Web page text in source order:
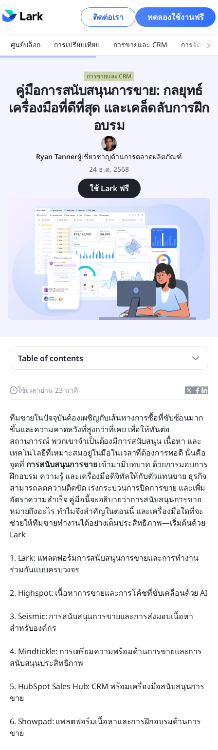
ติดต่อเรา ทดลองใช้งานฟรี
ศูนย์บล็อก การเปรียบเทียบ การขายและ CRM การจัดการ
การขายและ CRM
คู่มือการสนับสนุนการขาย: กลยุทธ์
เครื่องมือที่ดีที่สุด และเคล็ดลับการฝึก
อบรม
Ryan Tannerผู้เชี่ยวชาญด้านการตลาดผลิตภัณฑ์
24 ธ.ค. 2568
ใช้ Lark ฟรี
ใช้เวลาอ่าน 23 นาที
ทีมขายในปัจจุบันต้องเผชิญกับเส้นทางการซื้อที่ซับซ้อนมาก
ขึ้นและความคาดหวังที่สูงกว่าที่เคย เพื่อให้ทันต่อ
สถานการณ์ พวกเขาจำเป็นต้องมีการสนับสนุน เนื้อหา และ
เทคโนโลยีที่เหมาะสมอยู่ในมือในเวลาที่ต้องการพอดี นั่นคือ
จุดที่ การสนับสนุนการขาย เข้ามามีบทบาท ด้วยการมอบการ
ฝึกอบรม ความรู้ และเครื่องมือดิจิทัลให้กับตัวแทนขาย ธุรกิจ
สามารถลดความติดขัด เร่งกระบวนการปิดการขาย และเพิ่ม
อัตราความสำเร็จ คู่มือนี้จะอธิบายว่าการสนับสนุนการขาย
หมายถึงอะไร ทำไมจึงสำคัญในตอนนี้ และเครื่องมือใดที่จะ
ช่วยให้ทีมขายทำงานได้อย่างเต็มประสิทธิภาพ—เริ่มต้นด้วย
Lark
1. Lark: แพลตฟอร์มการสนับสนุนการขายและการทำงาน
ร่วมกันแบบครบวงจร
2. Highspot: เนื้อหาการขายและการโค้ชที่ขับเคลื่อนด้วย AI
3. Seismic: การสนับสนุนการขายและการส่งมอบเนื้อหา
สำหรับองค์กร
4. Mindtickle: การเตรียมความพร้อมด้านการขายและการ
สนับสนุนประสิทธิภาพ
5. HubSpot Sales Hub: CRM พร้อมเครื่องมือสนับสนุนการ
ขาย
6. Showpad: แพลตฟอร์มเนื้อหาและการฝึกอบรมด้านการ
ขาย
Table of contents
การสนับสนุนการขายคืออะไร
ทบทวนอย่างรวดเร็ว
10 อันดับเครื่องมือส่งเสริมการขายที่คุณต้องลอง
องค์ประกอบหลักของกลยุทธ์การสนับสนุนการขายที่
แข็งแกร่ง
แนวทางปฏิบัติที่ดีที่สุด/เคล็ดลับการใช้งานกับ Lark
ทำไมการสนับสนุนการขายจึงมีความสำคัญ
แนวโน้มที่กำลังกำหนดทิศทางการสนับสนุนการขาย
คำถามที่พบบ่อย
การอ่านที่เกี่ยวข้อง